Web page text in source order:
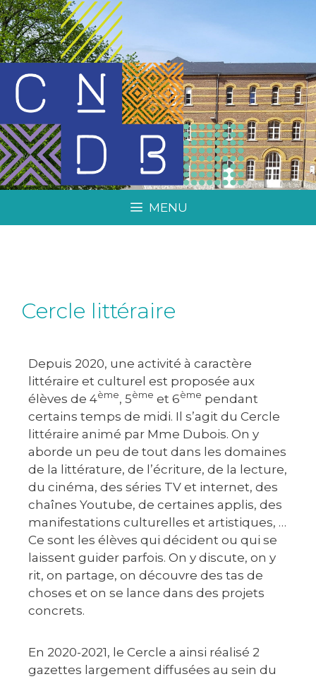
MENU
Cercle littéraire
Depuis 2020, une activité à caractère
littéraire et culturel est proposée aux
élèves de 4ème, 5ème et 6ème pendant
certains temps de midi. Il s’agit du Cercle
littéraire animé par Mme Dubois. On y
aborde un peu de tout dans les domaines
de la littérature, de l’écriture, de la lecture,
du cinéma, des séries TV et internet, des
chaînes Youtube, de certaines applis, des
manifestations culturelles et artistiques, …
Ce sont les élèves qui décident ou qui se
laissent guider parfois. On y discute, on y
rit, on partage, on découvre des tas de
choses et on se lance dans des projets
concrets.
En 2020-2021, le Cercle a ainsi réalisé 2
gazettes largement diffusées au sein du